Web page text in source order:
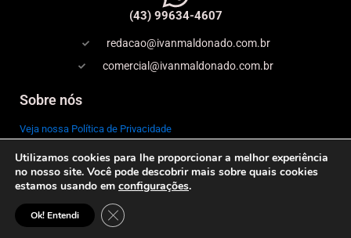
(43) 99634-4607
redacao@ivanmaldonado.com.br
comercial@ivanmaldonado.com.br
Sobre nós
Veja nossa Política de Privacidade
Copyright
Expediente
© 2026 IVAN MALDONADO – NOTÍCIAS ONLINE–
Todos os direitos reservados
Utilizamos cookies para lhe proporcionar a melhor experiência
no nosso site. Você pode descobrir mais sobre quais cookies
estamos usando em configurações.
Ok! Entendi Close GDPR Cookie Banner